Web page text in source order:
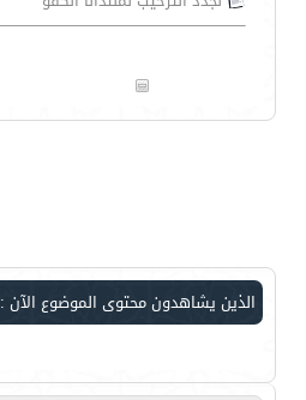
الذين يشاهدون محتوى الموضوع الآن : 21